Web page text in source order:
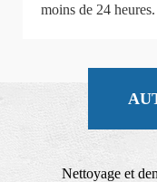
moins de 24 heures.
Nettoyage et